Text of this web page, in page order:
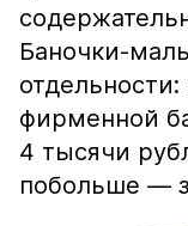
Баночки-
фирменной
4 тысячи
побольше —